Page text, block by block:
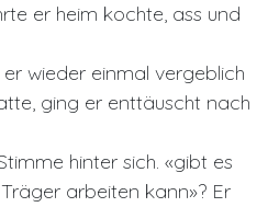
er heim kochte, ass und
wieder einmal vergeblich
ging er enttäuscht nach
hinter sich. «gibt es
arbeiten kann»? Er